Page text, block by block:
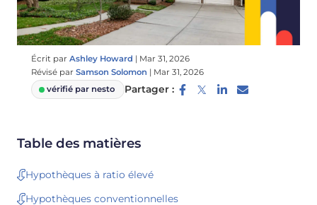
Écrit par Ashley Howard | Mar 31, 2026
Révisé par Samson Solomon | Mar 31, 2026
vérifié par nesto
Partager :
Table des matières
Hypothèques à ratio élevé
Hypothèques conventionnelles